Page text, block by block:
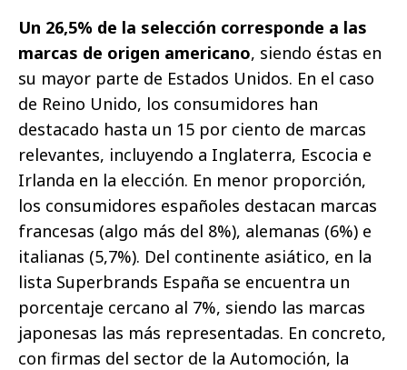
Un 26,5% de la selección corresponde a las
marcas de origen americano, siendo éstas en
su mayor parte de Estados Unidos. En el caso
de Reino Unido, los consumidores han
destacado hasta un 15 por ciento de marcas
relevantes, incluyendo a Inglaterra, Escocia e
Irlanda en la elección. En menor proporción,
los consumidores españoles destacan marcas
francesas (algo más del 8%), alemanas (6%) e
italianas (5,7%). Del continente asiático, en la
lista Superbrands España se encuentra un
porcentaje cercano al 7%, siendo las marcas
japonesas las más representadas. En concreto,
con firmas del sector de la Automoción, la